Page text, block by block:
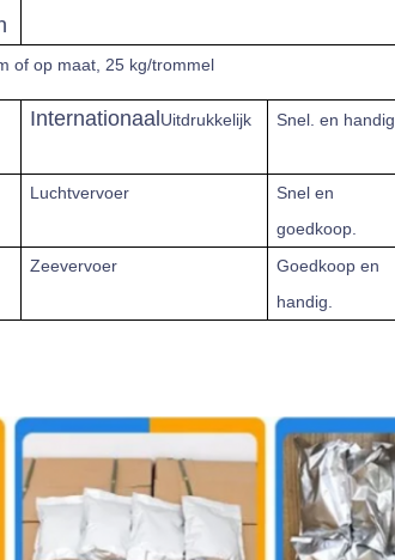
of op maat, 25 kg/trommel
Internationaal Uitdrukkelijk Snel. en handig
Luchtvervoer
Snel en
goedkoop.
Zeevervoer
Goedkoop en
handig.